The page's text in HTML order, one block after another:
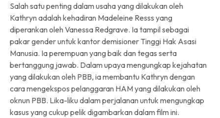
Salah satu penting dalam usaha yang dilakukan oleh
Kathryn adalah kehadiran Madeleine Resss yang
diperankan oleh Vanessa Redgrave. Ia tampil sebagai
pakar gender untuk kantor demisioner Tinggi Hak Asasi
Manusia. Ia perempuan yang baik dan tegas serta
bertanggung jawab. Dalam upaya mengungkap kejahatan
yang dilakukan oleh PBB, ia membantu Kathryn dengan
cara mengekspos pelanggaran HAM yang dilakukan oleh
oknun PBB. Lika-liku dalam perjalanan untuk mengungkap
kasus yang cukup pelik digambarkan dalam film ini.